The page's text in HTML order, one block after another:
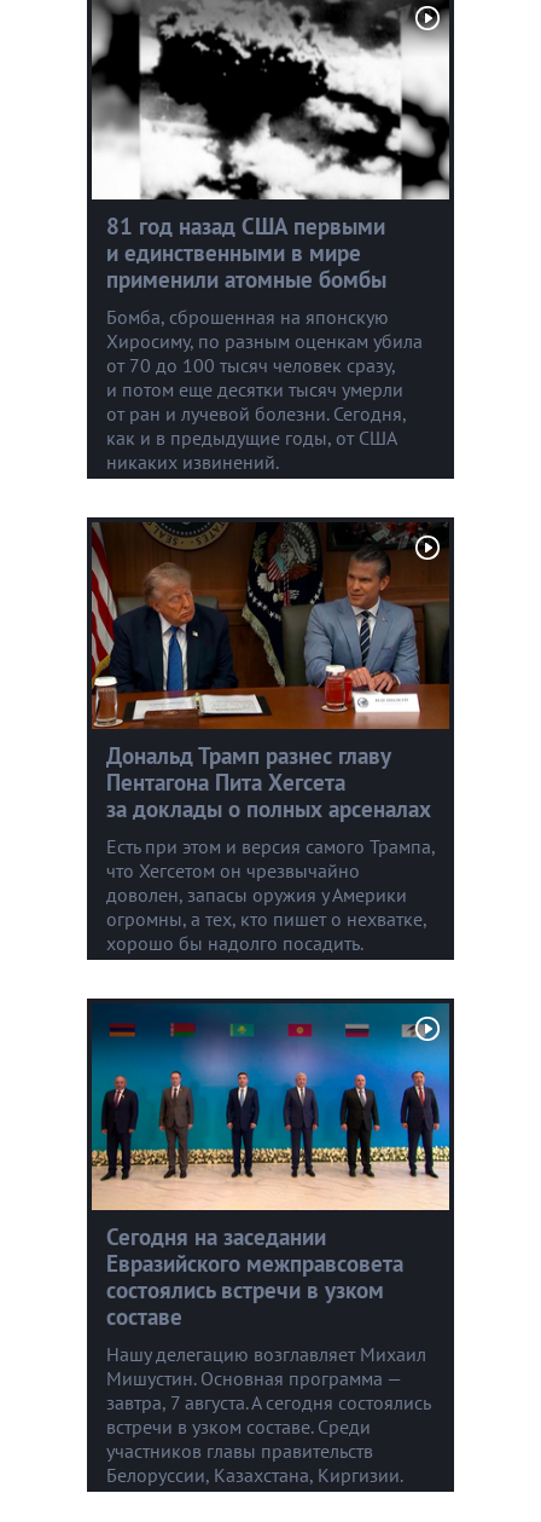
81 год назад США первыми
и единственными в мире
применили атомные бомбы
Бомба, сброшенная на японскую
Хиросиму, по разным оценкам убила
от 70 до 100 тысяч человек сразу,
и потом еще десятки тысяч умерли
от ран и лучевой болезни. Сегодня,
как и в предыдущие годы, от США
никаких извинений.
Дональд Трамп разнес главу
Пентагона Пита Хегсета
за доклады о полных арсеналах
Есть при этом и версия самого Трампа,
что Хегсетом он чрезвычайно
доволен, запасы оружия у Америки
огромны, а тех, кто пишет о нехватке,
хорошо бы надолго посадить.
Сегодня на заседании
Евразийского межправсовета
состоялись встречи в узком
составе
Нашу делегацию возглавляет Михаил
Мишустин. Основная программа —
завтра, 7 августа. А сегодня состоялись
встречи в узком составе. Среди
участников главы правительств
Белоруссии, Казахстана, Киргизии.